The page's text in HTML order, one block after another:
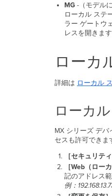
MG-（モデル
ローカル ステ
ラー ゲートウ
レスを開きます
ローカ
詳細は ローカル
ローカ
MX シリーズ デバ
セスも許可できま
［セキュリテ
［Web（ロー
記のアドレス
例：